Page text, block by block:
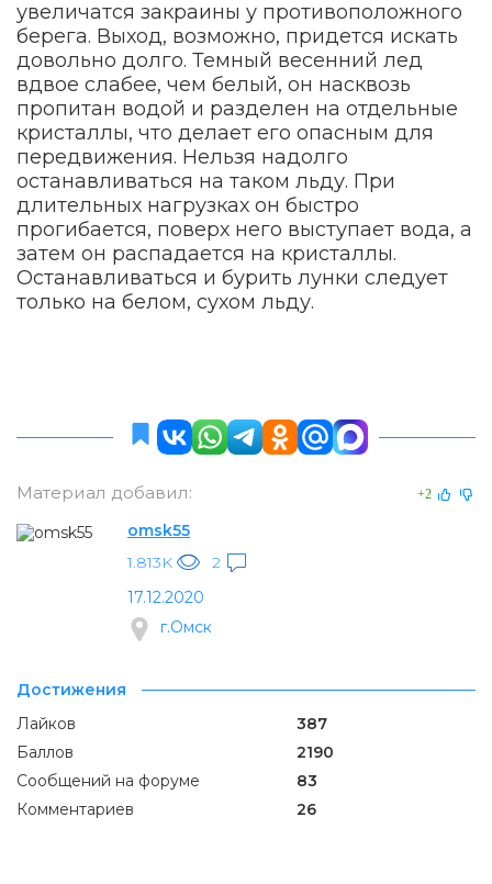
увеличатся закраины у противоположного
берега. Выход, возможно, придется искать
довольно долго. Темный весенний лед
вдвое слабее, чем белый, он насквозь
пропитан водой и разделен на отдельные
кристаллы, что делает его опасным для
передвижения. Нельзя надолго
останавливаться на таком льду. При
длительных нагрузках он быстро
прогибается, поверх него выступает вода, а
затем он распадается на кристаллы.
Останавливаться и бурить лунки следует
только на белом, сухом льду.
Материал добавил: +2
omsk55
1.813K
2
17.12.2020
г.Омск
Достижения
Лайков
387
Баллов
2190
Сообщений на форуме
83
Комментариев
26